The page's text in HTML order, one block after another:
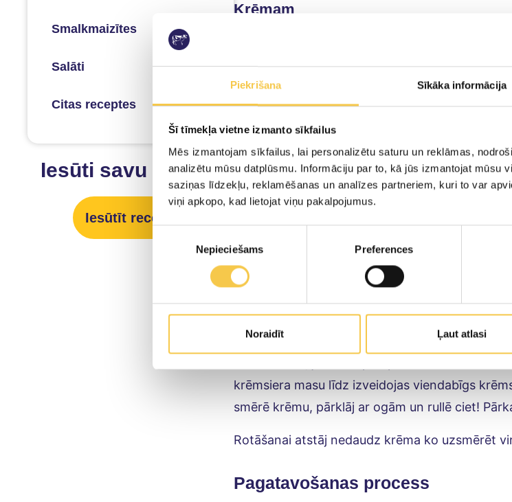
Piekrišana Sīkāka informācija
Šī tīmekļa vietne izmanto sīkfailus
Mēs izmantojam sīkfailus, lai personalizētu saturu un reklāmas,
analizētu mūsu datplūsmu. Informāciju par to, kā jūs izmantojat mūsu
saziņas līdzekļu, reklamēšanas un analīzes partneriem, kuri to var
viņi apkopo, kad lietojat viņu pakalpojumus.
Nepieciešams Preferences
Noraidīt Ļaut atlasi
Smalkmaizītes
Salāti
Citas receptes
Iesūti savu recepti
Iesūtīt recepti
Krēmam
Pagatavošana
Krāsni sakarsē 180 grādu karstu. Bļodā puto
puto līdz cukurs pilnībā izkusis, pievieno 1/2
Cepamo pannu pārklāj ar cepampapīru.
pārkaisīt ar mandeļu skaidiņām. Liek cepties
vēl 10 minūtes. Pēc cepšanas bezē plāksnei
apgriež otrādi ar cepamo papīru uz augšu.
Tikmēr pagatavo krēmu. Smiltenes krēmsieru
var arī nelikt, jo rulete pati par sevi ir salda un
krēmsiera masu līdz izveidojas viendabīgs
smērē krēmu, pārklāj ar ogām un rullē ciet!
Rotāšanai atstāj nedaudz krēma ko uzsmērēt
Pagatavošanas process